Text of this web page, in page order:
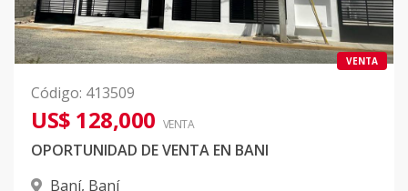
VENTA
Código: 413509
US$ 128,000 VENTA
OPORTUNIDAD DE VENTA EN BANI
Baní, Baní